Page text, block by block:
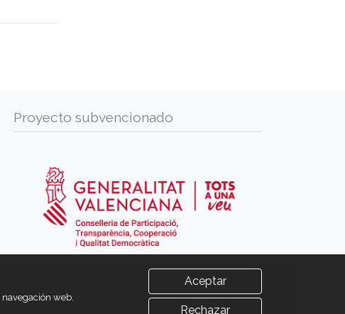
Proyecto subvencionado
web.
Aceptar
Rechazar